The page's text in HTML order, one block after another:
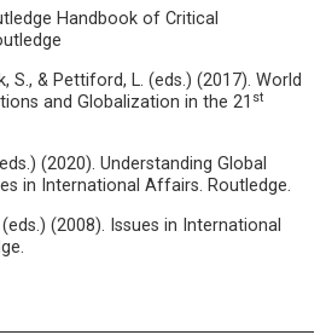
Handbook of Critical
S., & Pettiford, L. (eds.) (2017). World
and Globalization in the 21 st
(2020). Understanding Global
in International Affairs. Routledge.
(eds.) (2008). Issues in International